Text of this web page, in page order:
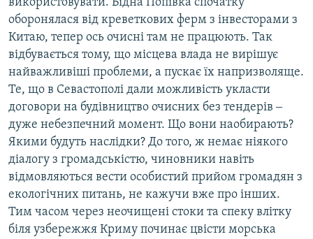
оборонялася від креветкових ферм з інвесторами з
Китаю, тепер ось очисні там не працюють. Так
відбувається тому, що місцева влада не вирішує
найважливіші проблеми, а пускає їх напризволяще.
Те, що в Севастополі дали можливість укласти
договори на будівництво очисних без тендерів ‒
дуже небезпечний момент. Що вони наобирають?
Якими будуть наслідки? До того, ж немає ніякого
діалогу з громадськістю, чиновники навіть
відмовляються вести особистий прийом громадян з
екологічних питань, не кажучи вже про інших.
Тим часом через неочищені стоки та спеку влітку
біля узбережжя Криму починає цвісти морська